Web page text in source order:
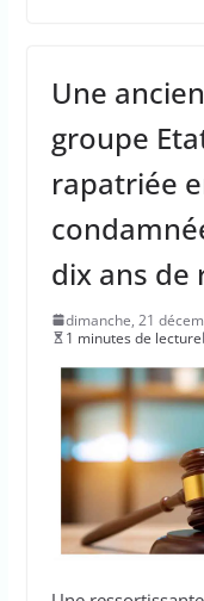
Une
groupe
rapatriée
dix ans de
dimanche, 21
1 minutes de lecture